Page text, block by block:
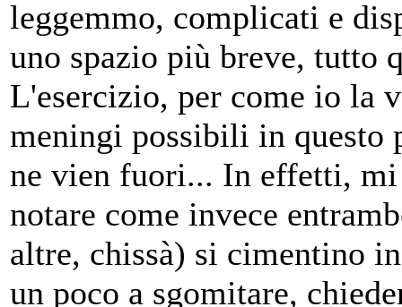
leggemmo, complicati e
uno spazio più breve, tutto
L'esercizio, per come io la
meningi possibili in questo
ne vien fuori... In effetti,
notare come invece
altre, chissà) si cimentino
un poco a sgomitare,